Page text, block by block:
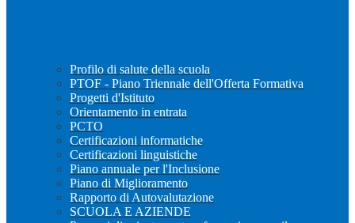
Profilo di salute della scuola
PTOF - Piano Triennale dell'Offerta Formativa
Progetti d'Istituto
Orientamento in entrata
PCTO
Certificazioni informatiche
Certificazioni linguistiche
Piano annuale per l'Inclusione
Piano di Miglioramento
Rapporto di Autovalutazione
SCUOLA E AZIENDE